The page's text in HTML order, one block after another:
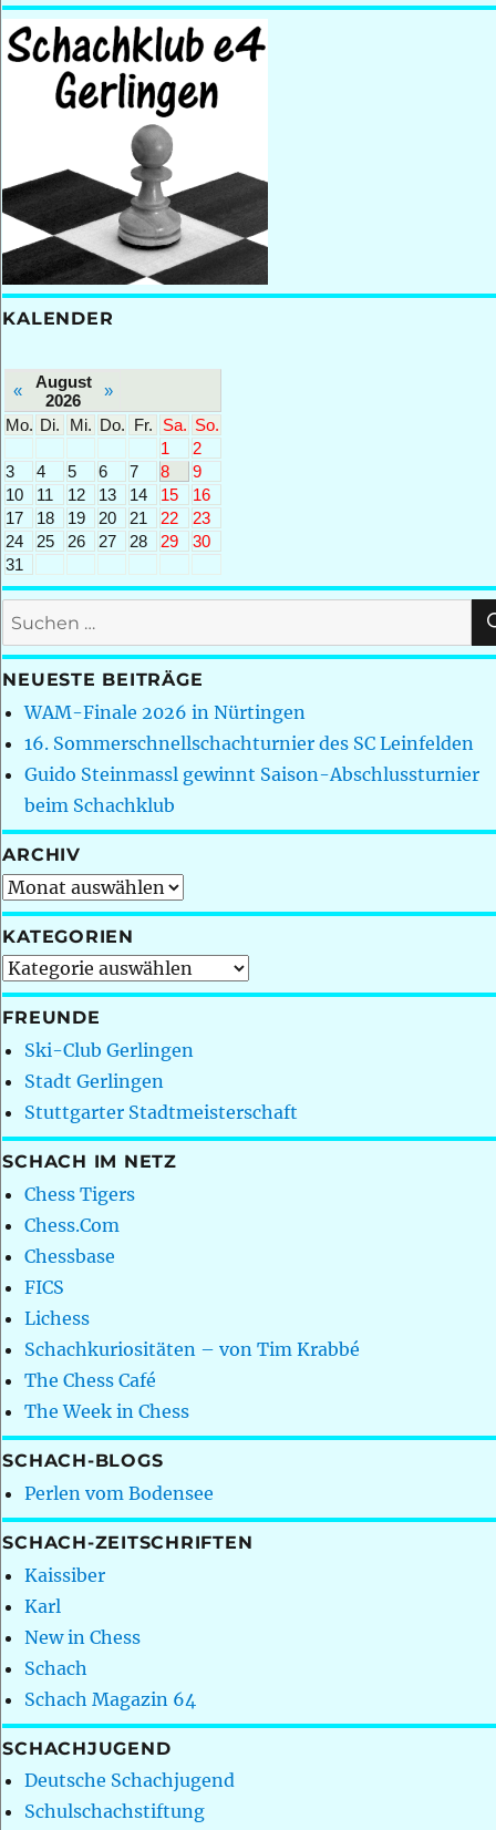
KALENDER
«
August
2026
»
Mo. Di. Mi. Do. Fr. Sa. So.
1
2
3
4 5 6 7 8
9
10
11 12 13 14 15
16
17
18 19 20 21 22
23
24
25 26 27 28 29
30
31
Suchen
nach:
NEUESTE BEITRÄGE
WAM-Finale 2026 in Nürtingen
16. Sommerschnellschachturnier des SC Leinfelden
Guido Steinmassl gewinnt Saison-Abschlussturnier
beim Schachklub
ARCHIV
Archiv
KATEGORIEN
Kategorien
FREUNDE
Ski-Club Gerlingen
Stadt Gerlingen
Stuttgarter Stadtmeisterschaft
SCHACH IM NETZ
Chess Tigers
Chess.Com
Chessbase
FICS
Lichess
Schachkuriositäten – von Tim Krabbé
The Chess Café
The Week in Chess
SCHACH-BLOGS
Perlen vom Bodensee
SCHACH-ZEITSCHRIFTEN
Kaissiber
Karl
New in Chess
Schach
Schach Magazin 64
SCHACHJUGEND
Deutsche Schachjugend
Schulschachstiftung